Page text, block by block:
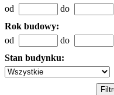
od
do
Rok budowy:
od
do
Stan budynku: